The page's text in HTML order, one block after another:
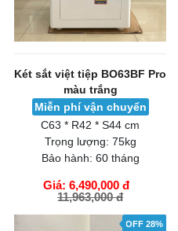
Két sắt việt tiệp BO63BF Pro
màu trắng
Miễn phí vận chuyển
C63 * R42 * S44 cm
Trọng lượng: 75kg
Bảo hành: 60 tháng
Giá: 6,490,000 đ
11,963,000 đ
GIỎ HÀNG
OFF 28%